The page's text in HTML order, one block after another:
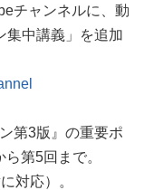
チャンネルに、動
集中講義」を追加
第3版』の重要ポ
第5回まで。
対応）。